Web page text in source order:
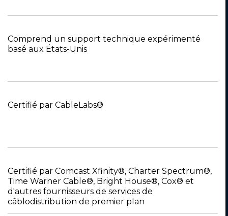
Comprend un support technique expérimenté
basé aux États-Unis
Certifié par CableLabs®
Certifié par Comcast Xfinity®, Charter Spectrum®,
Time Warner Cable®, Bright House®, Cox® et
d'autres fournisseurs de services de
câblodistribution de premier plan